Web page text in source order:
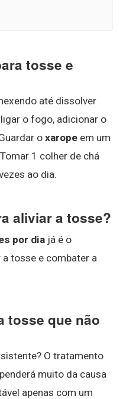
tosse e
até dissolver
o fogo, adicionar o
o xarope em um
1 colher de chá
ao dia.
aliviar a tosse?
por dia já é o
tosse e combater a
tosse que não
O tratamento
muito da causa
apenas com um